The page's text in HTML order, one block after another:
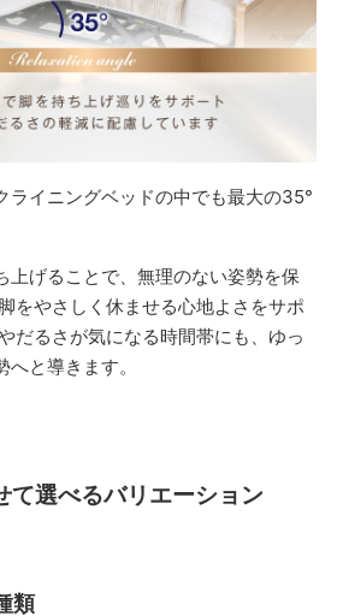
ライニングベッドの中でも最大の35°
上げることで、無理のない姿勢を保
をやさしく休ませる心地よさをサポ
だるさが気になる時間帯にも、ゆっ
と導きます。
て選べるバリエーション
類